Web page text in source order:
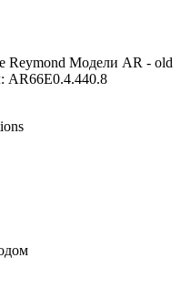
Reymond Модели AR - old
AR66E0.4.440.8